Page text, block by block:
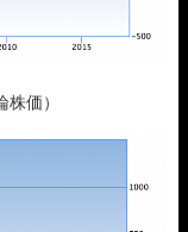
価）